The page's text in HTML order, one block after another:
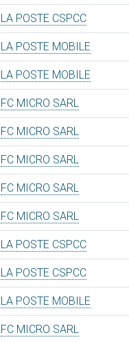
LA POSTE CSPCC
LA POSTE MOBILE
LA POSTE MOBILE
FC MICRO SARL
FC MICRO SARL
FC MICRO SARL
FC MICRO SARL
FC MICRO SARL
LA POSTE CSPCC
LA POSTE CSPCC
LA POSTE MOBILE
FC MICRO SARL